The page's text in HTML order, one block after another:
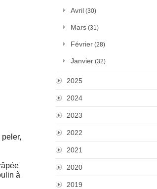
à
Avril (30)
Mars (31)
Février (28)
Janvier (32)
2025
2024
2023
2022
2021
2020
2019